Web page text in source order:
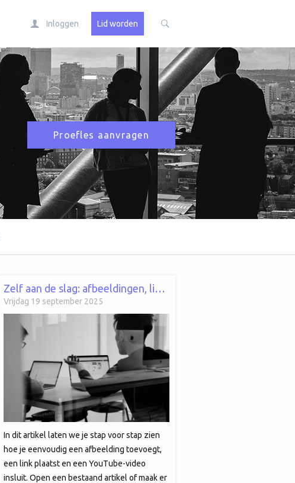
Inloggen Lid worden
Proefles aanvragen
Zelf aan de slag: afbeeldingen, links en video’s in je artikel
Vrijdag 19 september 2025
In dit artikel laten we je stap voor stap zien
hoe je eenvoudig een afbeelding toevoegt,
een link plaatst en een YouTube-video
insluit. Open een bestaand artikel of maak er